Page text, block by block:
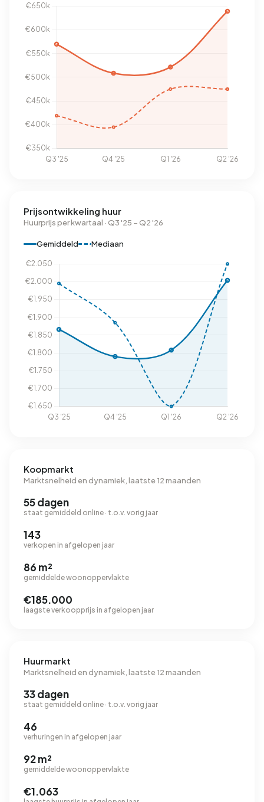
Prijsontwikkeling huur
Huurprijs per kwartaal · Q3 '25 – Q2 '26
Gemiddeld Mediaan
Koopmarkt
Marktsnelheid en dynamiek, laatste 12 maanden
55 dagen
staat gemiddeld online · t.o.v. vorig jaar
143
verkopen in afgelopen jaar
86 m²
gemiddelde woonoppervlakte
€185.000
laagste verkoopprijs in afgelopen jaar
Huurmarkt
Marktsnelheid en dynamiek, laatste 12 maanden
33 dagen
staat gemiddeld online · t.o.v. vorig jaar
46
verhuringen in afgelopen jaar
92 m²
gemiddelde woonoppervlakte
€1.063